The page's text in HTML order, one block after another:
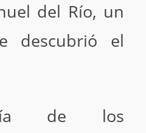
del Río, un
descubrió el
de los